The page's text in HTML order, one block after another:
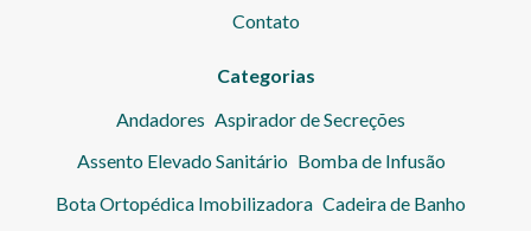
Contato
Categorias
Andadores Aspirador de Secreções
Assento Elevado Sanitário Bomba de Infusão
Bota Ortopédica Imobilizadora Cadeira de Banho